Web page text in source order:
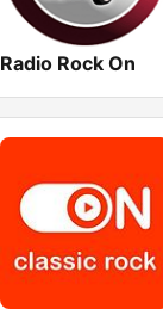
Radio Rock On